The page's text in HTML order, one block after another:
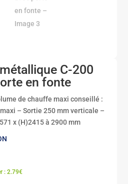
C-200
en fonte
de chauffe maxi conseillé :
– Sortie 250 mm verticale –
x (H)2415 à 2900 mm
: 2.79€